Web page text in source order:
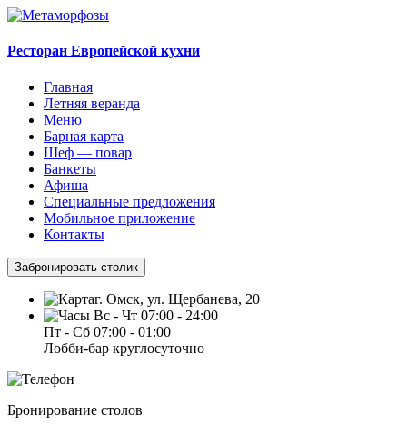
Ресторан Европейской кухни
Главная
Летняя веранда
Меню
Барная карта
Шеф — повар
Банкеты
Афиша
Специальные предложения
Мобильное приложение
Контакты
Забронировать столик
г. Омск, ул. Щербанева, 20
Вс - Чт 07:00 - 24:00
Пт - Сб 07:00 - 01:00
Лобби-бар круглосуточно
Бронирование столов